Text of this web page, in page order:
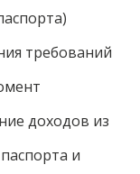
требований
доходов из
и